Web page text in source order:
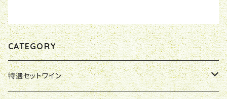
CATEGORY
特選セットワイン